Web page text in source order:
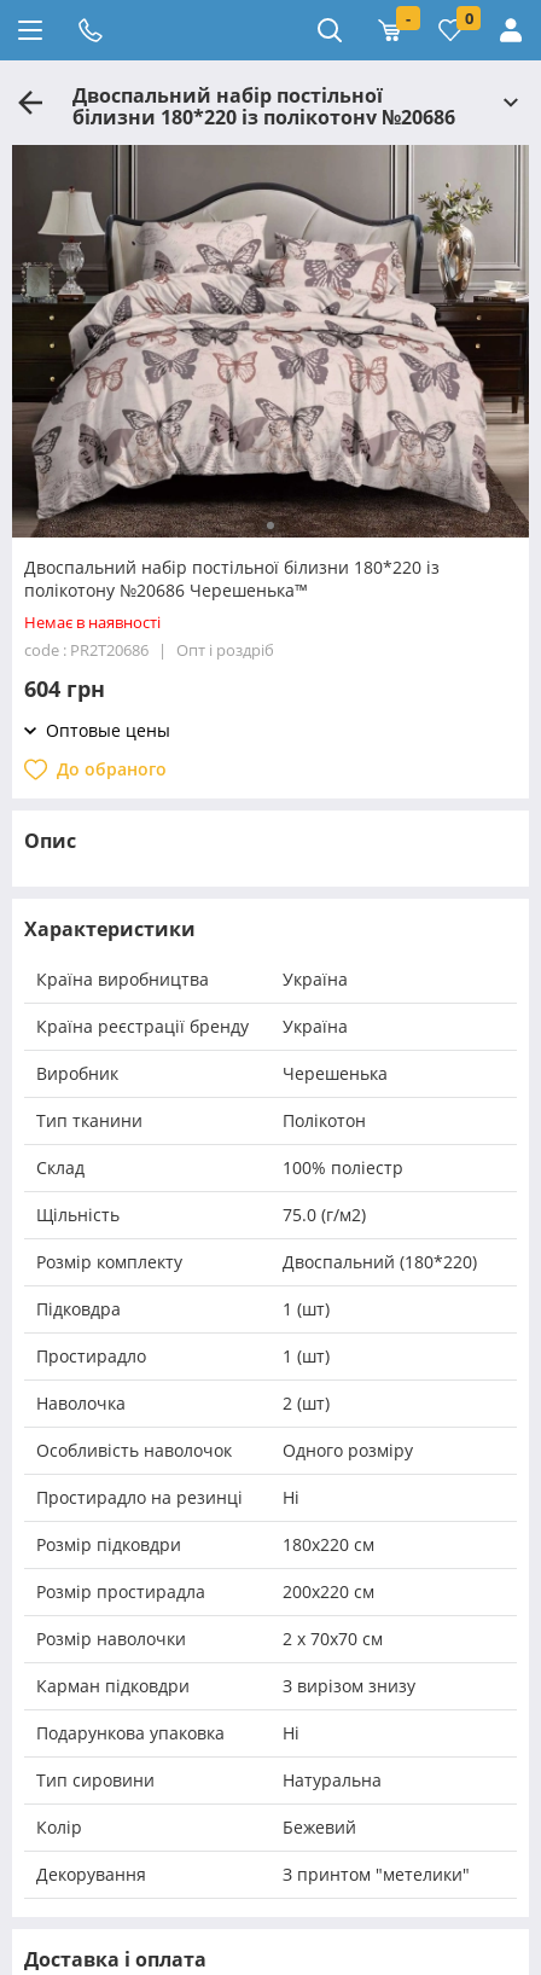
- 0
Двоспальний набір постільної
білизни 180*220 із полікотону №20686
Черешенька™
Двоспальний набір постільної білизни 180*220 із
полікотону №20686 Черешенька™
Немає в наявності
code : PR2T20686
Опт і роздріб
604 грн
Оптовые цены
До обраного
Опис
Характеристики
Країна виробництва Україна
Країна реєстрації бренду Україна
Виробник Черешенька
Тип тканини Полікотон
Склад 100% поліестр
Щільність 75.0 (г/м2)
Розмір комплекту Двоспальний (180*220)
Підковдра 1 (шт)
Простирадло 1 (шт)
Наволочка 2 (шт)
Особливість наволочок Одного розміру
Простирадло на резинці Ні
Розмір підковдри 180х220 см
Розмір простирадла 200х220 см
Розмір наволочки 2 х 70х70 см
Карман підковдри З вирізом знизу
Подарункова упаковка Ні
Тип сировини Натуральна
Колір Бежевий
Декорування З принтом "метелики"
Доставка і оплата